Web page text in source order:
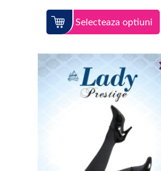
Selecteaza optiuni